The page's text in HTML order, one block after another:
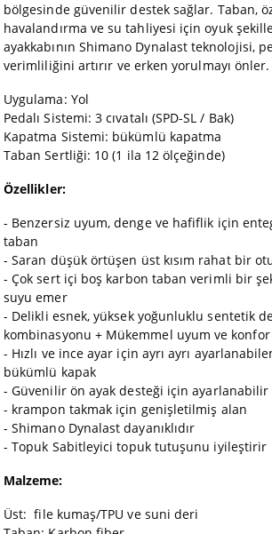
bölgesinde güvenilir destek sağlar. Taban,
havalandırma ve su tahliyesi için oyuk
ayakkabının Shimano Dynalast teknolojisi,
verimliliğini artırır ve erken yorulmayı önler.
Uygulama: Yol
Pedalı Sistemi: 3 cıvatalı (SPD-SL / Bak)
Kapatma Sistemi: bükümlü kapatma
Taban Sertliği: 10 (1 ila 12 ölçeğinde)
Özellikler:
- Benzersiz uyum, denge ve hafiflik için
taban
- Saran düşük örtüşen üst kısım rahat bir
- Çok sert içi boş karbon taban verimli bir
suyu emer
- Delikli esnek, yüksek yoğunluklu sentetik
kombinasyonu + Mükemmel uyum ve konfor
- Hızlı ve ince ayar için ayrı ayrı
bükümlü kapak
- Güvenilir ön ayak desteği için ayarlanabilir
- krampon takmak için genişletilmiş alan
- Shimano Dynalast dayanıklıdır
- Topuk Sabitleyici topuk tutuşunu iyileştirir
Malzeme:
Üst: file kumaş/TPU ve suni deri